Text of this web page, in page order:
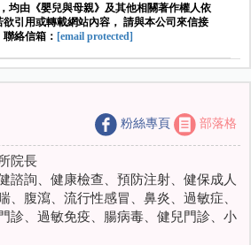
均由《嬰兒與母親》及其他相關著作權人依
引用或轉載網站內容， 請與本公司來信接
絡信箱： [email protected]
粉絲專頁 部落格
院長
諮詢、健康檢查、預防注射、健保成人
、腹瀉、流行性感冒、鼻炎、過敏症、
診、過敏免疫、腸病毒、健兒門診、小